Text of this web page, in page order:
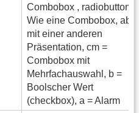
Combobox , radiobutton =
Wie eine Combobox, aber
mit einer anderen
Präsentation, cm =
Combobox mit
Mehrfachauswahl, b =
Boolscher Wert
(checkbox), a = Alarm